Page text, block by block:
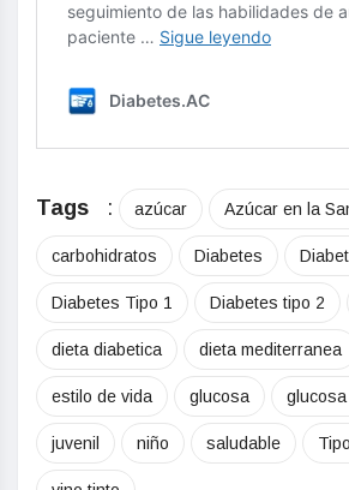
Tags : azúcar Azúcar en la
carbohidratos Diabetes
Diabetes Tipo 1 Diabetes tipo 2
dieta diabetica dieta mediterranea
estilo de vida glucosa
juvenil niño saludable